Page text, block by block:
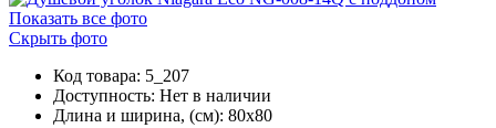
Показать все фото
Скрыть фото
Код товара: 5_207
Доступность: Нет в наличии
Длина и ширина, (см): 80x80